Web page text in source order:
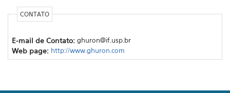
CONTATO
E-mail de Contato: ghuron@if.usp.br
Web page: http://www.ghuron.com